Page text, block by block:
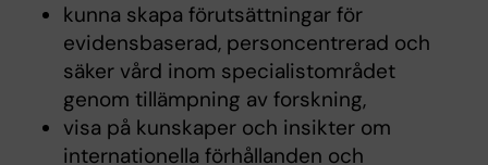
kunna skapa förutsättningar för
evidensbaserad, personcentrerad och
säker vård inom specialistområdet
genom tillämpning av forskning,
visa på kunskaper och insikter om
internationella förhållanden och